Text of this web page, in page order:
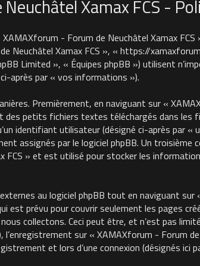
Xamax FCS -
- Forum de Neuchâtel Xamax
Neuchâtel Xamax FCS », « https://
Limited », « Équipes phpBB ») utilisent
après par « vos informations »).
Premièrement, en naviguant sur «
des petits fichiers textes téléchargés dans
identifiant utilisateur (désigné ci-après par
assignés par le logiciel phpBB. Un troisième
FCS » et est utilisé pour stocker les
au logiciel phpBB tout en naviguant sur
est prévu pour couvrir seulement les pages
collectons. Ceci peut être, et n’est pas
sur « XAMAXforum - Forum
et lors d’une connexion (désignés ici